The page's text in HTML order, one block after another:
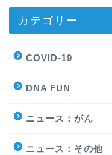
カテゴリー
COVID-19
DNA FUN
ニュース：がん
ニュース：その他